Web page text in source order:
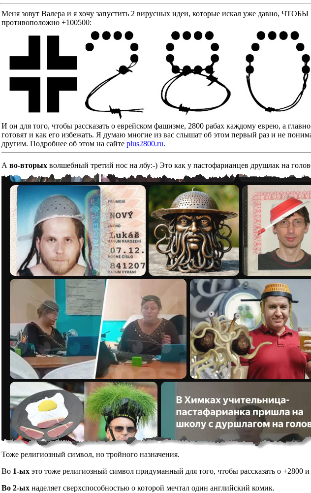
Меня зовут Валера и я хочу запустить 2 вирусных идеи, которые искал уже
противоположно +100500:
И он для того, чтобы рассказать о еврейском фашизме, 2800 рабах каждому еврею, а
готовят и как его избежать. Я думаю многие из вас слышат об этом первый раз и не
другим. Подробнее об этом на сайте plus2800.ru.
А во-вторых волшебный третий нос на лбу:-) Это как у пастофарианцев друшлак на
Тоже религиозный символ, но тройного назначения.
Во 1-ых это тоже религиозный символ придуманный для того, чтобы рассказать о +2800 и
Во 2-ых наделяет сверхспособностью о которой мечтал один английский комик.